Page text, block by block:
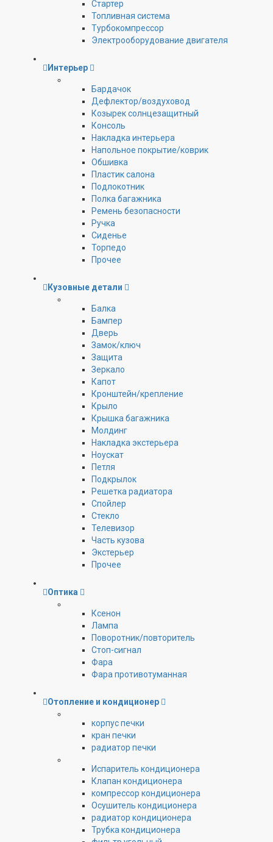
Стартер
Топливная система
Турбокомпрессор
Электрооборудование двигателя
Интерьер
Бардачок
Дефлектор/воздуховод
Козырек солнцезащитный
Консоль
Накладка интерьера
Напольное покрытие/коврик
Обшивка
Пластик салона
Подлокотник
Полка багажника
Ремень безопасности
Ручка
Сиденье
Торпедо
Прочее
Кузовные детали
Балка
Бампер
Дверь
Замок/ключ
Защита
Зеркало
Капот
Кронштейн/крепление
Крыло
Крышка багажника
Молдинг
Накладка экстерьера
Ноускат
Петля
Подкрылок
Решетка радиатора
Спойлер
Стекло
Телевизор
Часть кузова
Экстерьер
Прочее
Оптика
Ксенон
Лампа
Поворотник/повторитель
Стоп-сигнал
Фара
Фара противотуманная
Отопление и кондиционер
корпус печки
кран печки
радиатор печки
Испаритель кондиционера
Клапан кондиционера
компрессор кондиционера
Осушитель кондиционера
радиатор кондиционера
Трубка кондиционера